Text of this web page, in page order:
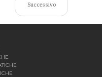
Successivo